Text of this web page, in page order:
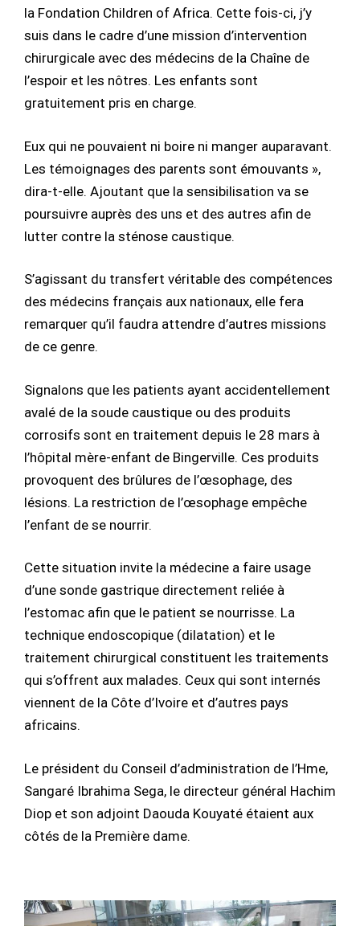
la Fondation Children of Africa. Cette fois-ci, j’y
suis dans le cadre d’une mission d’intervention
chirurgicale avec des médecins de la Chaîne de
l’espoir et les nôtres. Les enfants sont
gratuitement pris en charge.
Eux qui ne pouvaient ni boire ni manger auparavant.
Les témoignages des parents sont émouvants »,
dira-t-elle. Ajoutant que la sensibilisation va se
poursuivre auprès des uns et des autres afin de
lutter contre la sténose caustique.
S’agissant du transfert véritable des compétences
des médecins français aux nationaux, elle fera
remarquer qu’il faudra attendre d’autres missions
de ce genre.
Signalons que les patients ayant accidentellement
avalé de la soude caustique ou des produits
corrosifs sont en traitement depuis le 28 mars à
l’hôpital mère-enfant de Bingerville. Ces produits
provoquent des brûlures de l’œsophage, des
lésions. La restriction de l’œsophage empêche
l’enfant de se nourrir.
Cette situation invite la médecine a faire usage
d’une sonde gastrique directement reliée à
l’estomac afin que le patient se nourrisse. La
technique endoscopique (dilatation) et le
traitement chirurgical constituent les traitements
qui s’offrent aux malades. Ceux qui sont internés
viennent de la Côte d’Ivoire et d’autres pays
africains.
Le président du Conseil d’administration de l’Hme,
Sangaré Ibrahima Sega, le directeur général Hachim
Diop et son adjoint Daouda Kouyaté étaient aux
côtés de la Première dame.